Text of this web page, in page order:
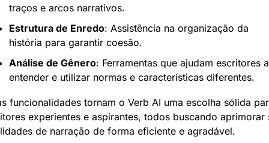
traços e arcos narrativos.
Estrutura de Enredo: Assistência na organização da
história para garantir coesão.
Análise de Gênero: Ferramentas que ajudam escritores a
entender e utilizar normas e características diferentes.
funcionalidades tornam o Verb AI uma escolha sólida
experientes e aspirantes, todos buscando aprimorar
de narração de forma eficiente e agradável.